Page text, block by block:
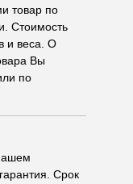
товар по
Стоимость
и веса. О
Вы
по
Срок